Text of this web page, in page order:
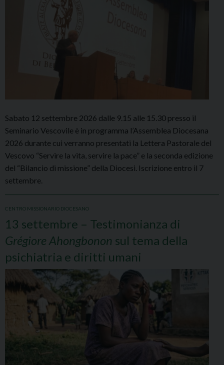
Sabato 12 settembre 2026 dalle 9.15 alle 15.30 presso il
Seminario Vescovile è in programma l’Assemblea Diocesana
2026 durante cui verranno presentati la Lettera Pastorale del
Vescovo “Servire la vita, servire la pace” e la seconda edizione
del “Bilancio di missione” della Diocesi. Iscrizione entro il 7
settembre.
CENTRO MISSIONARIO DIOCESANO
13 settembre – Testimonianza di
Grégiore Ahongbonon sul tema della
psichiatria e diritti umani